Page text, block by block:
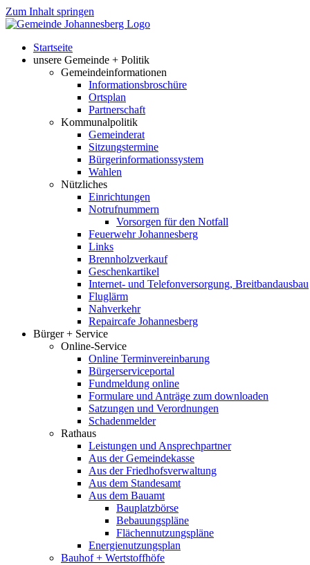
Zum Inhalt springen
Startseite
unsere Gemeinde + Politik
Gemeindeinformationen
Informationsbroschüre
Ortsplan
Partnerschaft
Kommunalpolitik
Gemeinderat
Sitzungstermine
Bürgerinformationssystem
Wahlen
Nützliches
Einrichtungen
Notrufnummern
Vorsorgen für den Notfall
Feuerwehr Johannesberg
Links
Brennholzverkauf
Geschenkartikel
Internet- und Telefonversorgung, Breitbandausbau
Fluglärm
Nahverkehr
Repaircafe Johannesberg
Bürger + Service
Online-Service
Online Terminvereinbarung
Bürgerserviceportal
Fundmeldung online
Formulare und Anträge zum downloaden
Satzungen und Verordnungen
Schadenmelder
Rathaus
Leistungen und Ansprechpartner
Aus der Gemeindekasse
Aus der Friedhofsverwaltung
Aus dem Standesamt
Aus dem Bauamt
Bauplatzbörse
Bebauungspläne
Flächennutzungspläne
Energienutzungsplan
Bauhof + Wertstoffhöfe